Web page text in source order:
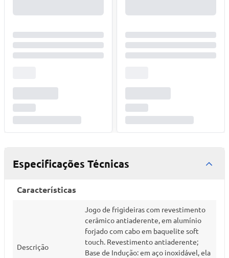
Especificações Técnicas
Características
Descrição
Jogo de frigideiras com revestimento
cerâmico antiaderente, em alumínio
forjado com cabo em baquelite soft
touch. Revestimento antiaderente;
Base de Indução: em aço inoxidável, ela